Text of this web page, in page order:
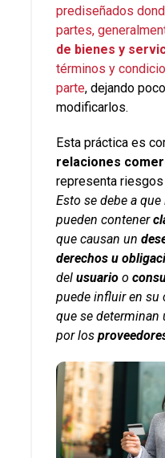
prediseñados
partes,
de bienes y
términos y
parte, dejando
modificarlos.
Esta práctica es
relaciones
representa
Esto se debe a que
pueden contener
que causan un
derechos u
del usuarioo
puede influir en su
que se determinan
por los